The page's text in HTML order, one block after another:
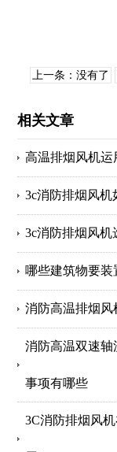
上一条：没有了
相关文章
高温排烟风机运
3c消防排烟风
3c消防排烟风机
哪些建筑物要
消防高温排烟
消防高温双速
事项有哪些
3C消防排烟风